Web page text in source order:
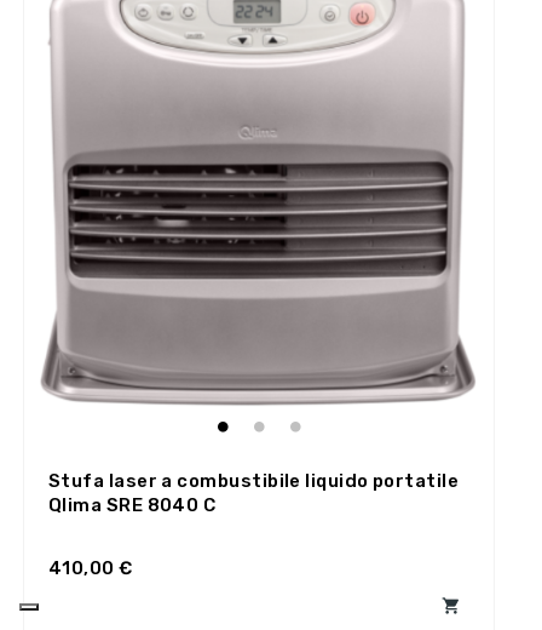
Stufa laser a combustibile liquido portatile
Qlima SRE 8040 C
410,00 €
